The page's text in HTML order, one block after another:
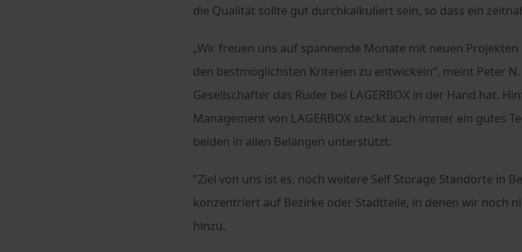
die Qualität sollte gut durchkalkuliert sein, so dass ein
„Wir freuen uns auf spannende Monate mit neuen
den bestmöglichsten Kriterien zu entwickeln“, meint Peter
Gesellschafter das Ruder bei LAGERBOX in der Hand hat.
Management von LAGERBOX steckt auch immer ein gutes
beiden in allen Belangen unterstützt.
"Ziel von uns ist es, noch weitere Self Storage Standorte in
konzentriert auf Bezirke oder Stadtteile, in denen wir noch
hinzu.